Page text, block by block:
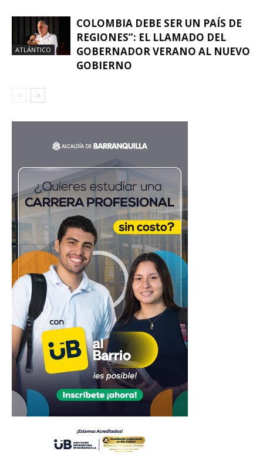
ATLÁNTICO
COLOMBIA DEBE SER UN PAÍS DE
REGIONES”: EL LLAMADO DEL
GOBERNADOR VERANO AL NUEVO
GOBIERNO